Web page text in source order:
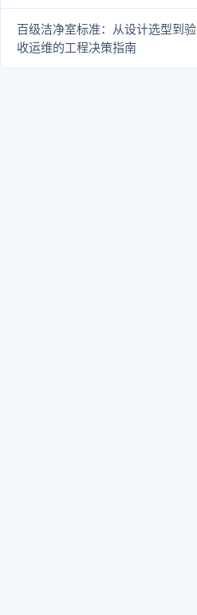
百级洁净室标准：从设计选型到验
收运维的工程决策指南